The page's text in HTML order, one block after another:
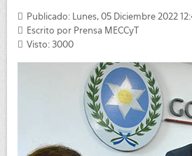
Publicado: Lunes, 05 Diciembre 2022
Escrito por Prensa MECCyT
Visto: 3000